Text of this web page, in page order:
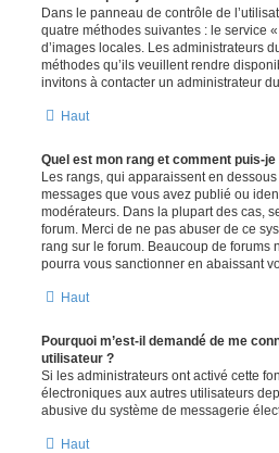
Dans le panneau de contrôle de
quatre méthodes suivantes : le service
d’images locales. Les administrateurs
méthodes qu’ils veuillent rendre
invitons à contacter un administrateur
Haut
Quel est mon rang et comment puis-
Les rangs, qui apparaissent en
messages que vous avez publié ou
modérateurs. Dans la plupart des cas,
forum. Merci de ne pas abuser de ce
rang sur le forum. Beaucoup de forums
pourra vous sanctionner en abaissant
Haut
Pourquoi m’est-il demandé de me
utilisateur ?
Si les administrateurs ont activé cette
électroniques aux autres utilisateurs
abusive du système de messagerie
Haut